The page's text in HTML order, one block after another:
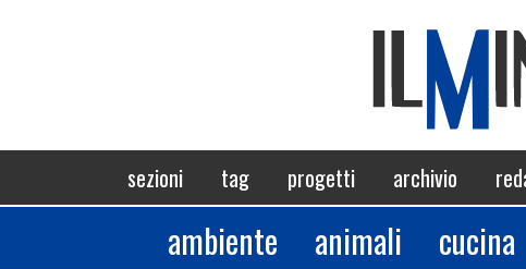
Navigazione
principale
sezioni tag progetti archivio
Sezioni
ambiente animali cucina